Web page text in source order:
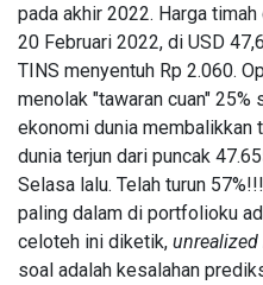
Lastest
Post
L
HUMANIORA
Rofikoh
Literasi AI
Jadi Bekal
Aug,
views
pada akhir 2022. Harga
20 Februari 2022, di USD
TINS menyentuh Rp 2.060.
menolak "tawaran cuan" 25%
ekonomi dunia membalikkan
dunia terjun dari puncak
Selasa lalu. Telah turun
paling dalam di portfolioku
celoteh ini diketik,
soal adalah kesalahan